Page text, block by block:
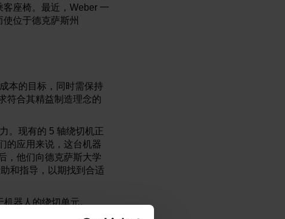
座椅。最近，Weber 一
位于德克萨斯州
本的目标，同时需保持
符合其精益制造理念的
。现有的 5 轴绕切机正
的应用来说，这台机器
，他们向德克萨斯大学
和指导，以期找到合适
器人的绕切单元。